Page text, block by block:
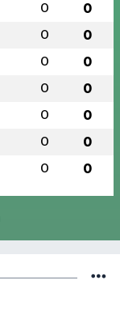
0 0
0 0
0 0
0 0
0 0
0 0
0 0